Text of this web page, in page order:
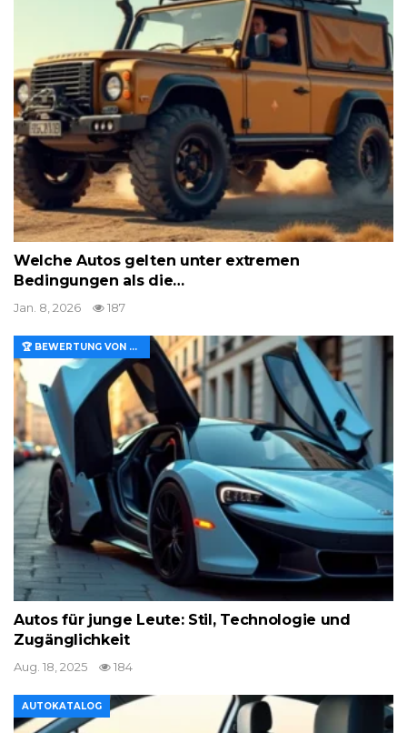
Welche Autos gelten unter extremen
Bedingungen als die…
Jan. 8, 2026 187
🏆 BEWERTUNG VON MERKMALEN UND WERT
Autos für junge Leute: Stil, Technologie und
Zugänglichkeit
Aug. 18, 2025 184
AUTOKATALOG